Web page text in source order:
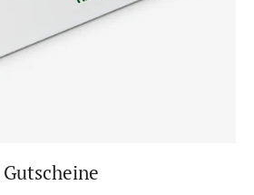
Gutscheine